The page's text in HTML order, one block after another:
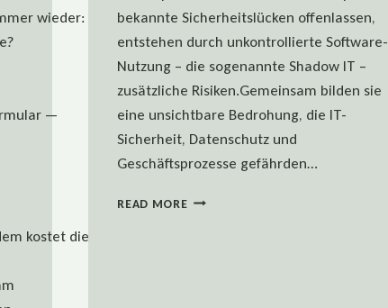
wieder: Suchen kostet mehr Zeit als arbeiten. Wo
—
kostet diese stille Steuer
bekannte Sicherheitslücken offenlassen,
entstehen durch unkontrollierte Software-
Nutzung – die sogenannte Shadow IT –
zusätzliche Risiken.Gemeinsam bilden sie
eine unsichtbare Bedrohung, die IT-
Sicherheit, Datenschutz und
Geschäftsprozesse gefährden…
READ MORESHADOW